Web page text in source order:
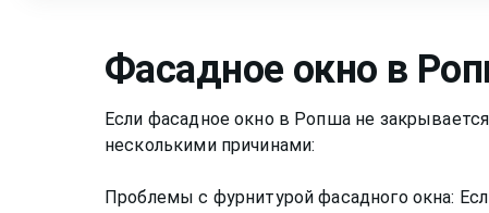
Фасадное окно в
Если фасадное окно в Ропша не
несколькими причинами:
Проблемы с фурнитурой фасадного окна: